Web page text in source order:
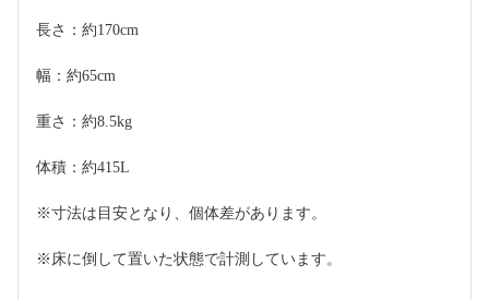
長さ：約170cm
幅：約65cm
重さ：約8.5kg
体積：約415L
※寸法は目安となり、個体差があります。
※床に倒して置いた状態で計測しています。